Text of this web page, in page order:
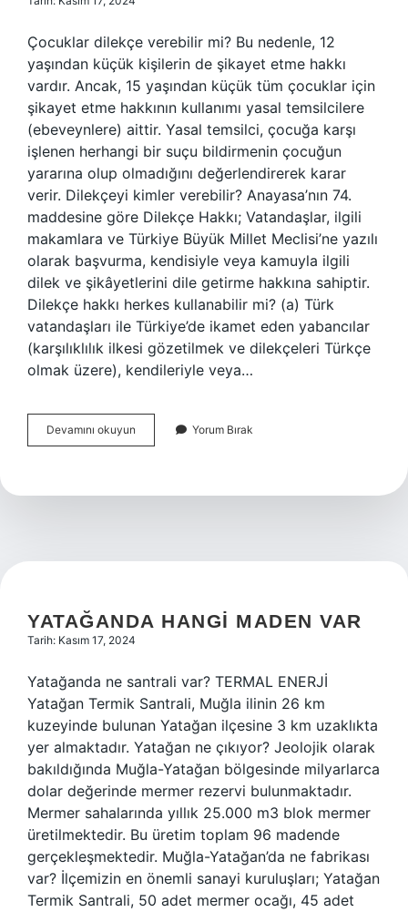
Çocuklar dilekçe verebilir mi? Bu nedenle, 12
yaşından küçük kişilerin de şikayet etme hakkı
vardır. Ancak, 15 yaşından küçük tüm çocuklar için
şikayet etme hakkının kullanımı yasal temsilcilere
(ebeveynlere) aittir. Yasal temsilci, çocuğa karşı
işlenen herhangi bir suçu bildirmenin çocuğun
yararına olup olmadığını değerlendirerek karar
verir. Dilekçeyi kimler verebilir? Anayasa’nın 74.
maddesine göre Dilekçe Hakkı; Vatandaşlar, ilgili
makamlara ve Türkiye Büyük Millet Meclisi’ne yazılı
olarak başvurma, kendisiyle veya kamuyla ilgili
dilek ve şikâyetlerini dile getirme hakkına sahiptir.
Dilekçe hakkı herkes kullanabilir mi? (a) Türk
vatandaşları ile Türkiye’de ikamet eden yabancılar
(karşılıklılık ilkesi gözetilmek ve dilekçeleri Türkçe
olmak üzere), kendileriyle veya…
Devamını okuyun
Yaşından
Verebilir
Yorum Bırak
YATAĞANDA HANGI MADEN VAR
Tarih: Kasım 17, 2024
Yatağanda ne santrali var? TERMAL ENERJİ
Yatağan Termik Santrali, Muğla ilinin 26 km
kuzeyinde bulunan Yatağan ilçesine 3 km uzaklıkta
yer almaktadır. Yatağan ne çıkıyor? Jeolojik olarak
bakıldığında Muğla-Yatağan bölgesinde milyarlarca
dolar değerinde mermer rezervi bulunmaktadır.
Mermer sahalarında yıllık 25.000 m3 blok mermer
üretilmektedir. Bu üretim toplam 96 madende
gerçekleşmektedir. Muğla-Yatağan’da ne fabrikası
var? İlçemizin en önemli sanayi kuruluşları; Yatağan
Termik Santrali, 50 adet mermer ocağı, 45 adet